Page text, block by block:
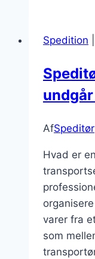
Spedition
AfSpeditør
Hvad er
varer fra
som